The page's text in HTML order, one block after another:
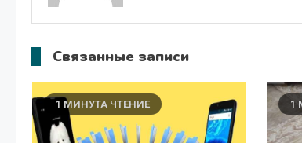
Связанные записи
1 МИНУТА ЧТЕНИЕ 1